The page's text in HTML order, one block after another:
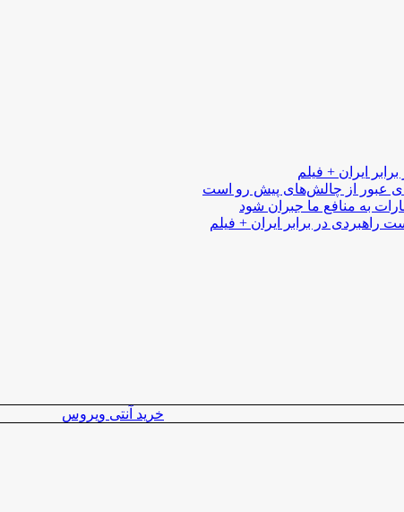
ایران + فیلم
عبور از چالش‌های پیش رو است
به منافع ما جبران شود
راهبردی در برابر ایران + فیلم
خرید آنتی ویروس